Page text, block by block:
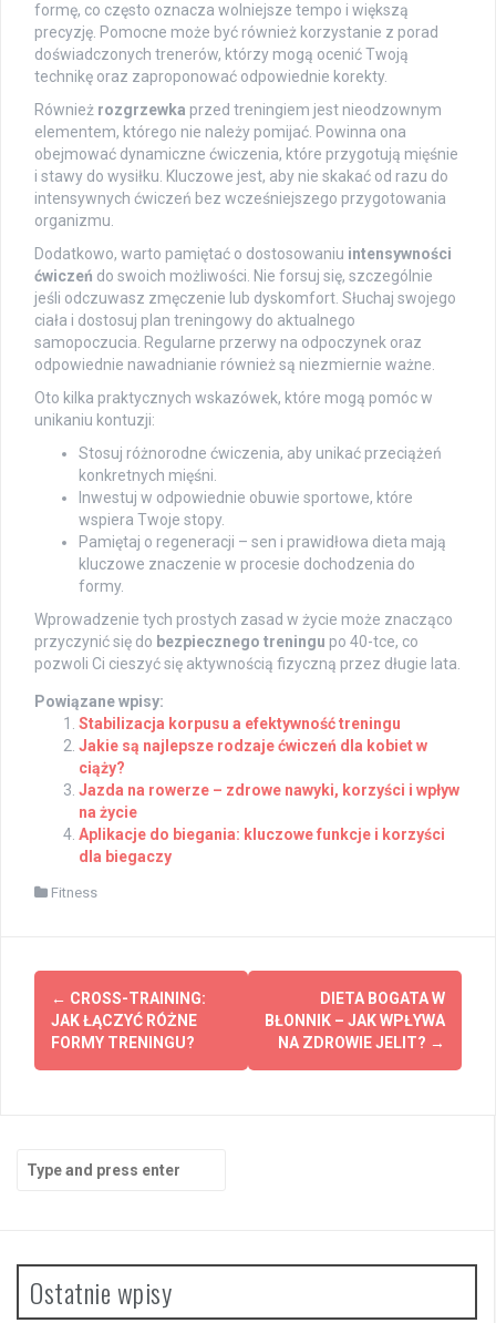
formę, co często oznacza wolniejsze tempo i większą
precyzję. Pomocne może być również korzystanie z porad
doświadczonych trenerów, którzy mogą ocenić Twoją
technikę oraz zaproponować odpowiednie korekty.
Również rozgrzewka przed treningiem jest nieodzownym
elementem, którego nie należy pomijać. Powinna ona
obejmować dynamiczne ćwiczenia, które przygotują mięśnie
i stawy do wysiłku. Kluczowe jest, aby nie skakać od razu do
intensywnych ćwiczeń bez wcześniejszego przygotowania
organizmu.
Dodatkowo, warto pamiętać o dostosowaniu intensywności
ćwiczeń do swoich możliwości. Nie forsuj się, szczególnie
jeśli odczuwasz zmęczenie lub dyskomfort. Słuchaj swojego
ciała i dostosuj plan treningowy do aktualnego
samopoczucia. Regularne przerwy na odpoczynek oraz
odpowiednie nawadnianie również są niezmiernie ważne.
Oto kilka praktycznych wskazówek, które mogą pomóc w
unikaniu kontuzji:
Stosuj różnorodne ćwiczenia, aby unikać przeciążeń
konkretnych mięśni.
Inwestuj w odpowiednie obuwie sportowe, które
wspiera Twoje stopy.
Pamiętaj o regeneracji – sen i prawidłowa dieta mają
kluczowe znaczenie w procesie dochodzenia do
formy.
Wprowadzenie tych prostych zasad w życie może znacząco
przyczynić się do bezpiecznego treningu po 40-tce, co
pozwoli Ci cieszyć się aktywnością fizyczną przez długie lata.
Powiązane wpisy:
Stabilizacja korpusu a efektywność treningu
Jakie są najlepsze rodzaje ćwiczeń dla kobiet w
ciąży?
Jazda na rowerze – zdrowe nawyki, korzyści i wpływ
na życie
Aplikacje do biegania: kluczowe funkcje i korzyści
dla biegaczy
Fitness
Post
navigation
← CROSS-TRAINING:
JAK ŁĄCZYĆ RÓŻNE
FORMY TRENINGU?
DIETA BOGATA W
BŁONNIK – JAK WPŁYWA
NA ZDROWIE JELIT? →
Search
for:
Ostatnie wpisy